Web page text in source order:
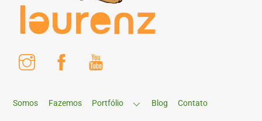
Instagram Facebook
Somos Fazemos Portfólio Blog Contato